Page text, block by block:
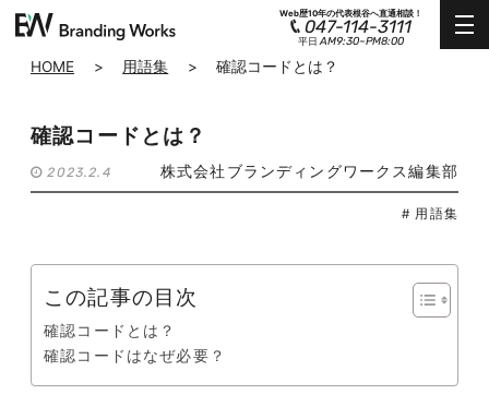
Web歴10年の代表根谷へ直通相談！
047-114-3111
平日AM9:30~PM8:00
HOME > 用語集 > 確認コードとは？
確認コードとは？
2023.2.4 株式会社ブランディングワークス編集部
# 用語集
この記事の目次
確認コードとは？
確認コードはなぜ必要？